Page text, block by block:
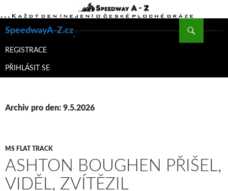
SpeedwayA-Z.cz
K
WEBU
REGISTRACE
PŘIHLÁSIT SE
Archiv pro den: 9.5.2026
MS FLAT TRACK
ASHTON BOUGHEN PŘIŠEL,
VIDĚL, ZVÍTĚZIL